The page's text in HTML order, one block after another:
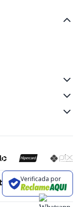
Verificada por